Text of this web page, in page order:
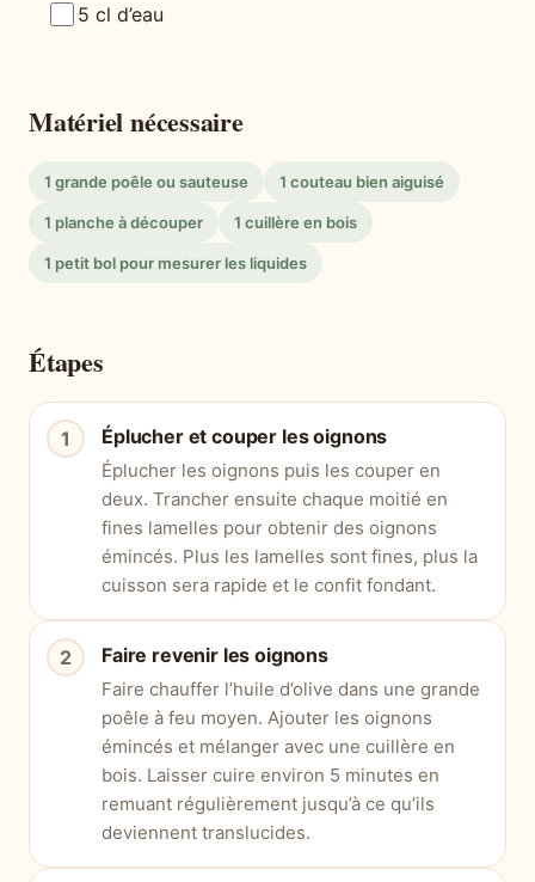
5 cl d’eau
Matériel nécessaire
1 grande poêle ou sauteuse 1 couteau bien aiguisé
1 planche à découper 1 cuillère en bois
1 petit bol pour mesurer les liquides
Étapes
Éplucher et couper les oignons
Éplucher les oignons puis les couper en
deux. Trancher ensuite chaque moitié en
fines lamelles pour obtenir des oignons
émincés. Plus les lamelles sont fines, plus la
cuisson sera rapide et le confit fondant.
Faire revenir les oignons
Faire chauffer l’huile d’olive dans une grande
poêle à feu moyen. Ajouter les oignons
émincés et mélanger avec une cuillère en
bois. Laisser cuire environ 5 minutes en
remuant régulièrement jusqu’à ce qu’ils
deviennent translucides.